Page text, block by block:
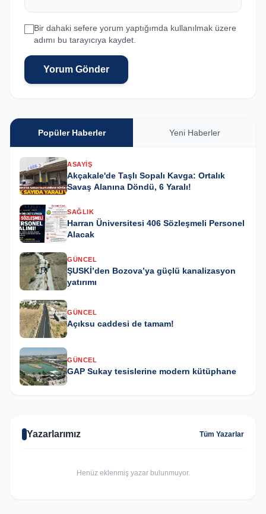
Bir dahaki sefere yorum yaptığımda kullanılmak üzere
adımı bu tarayıcıya kaydet.
Yorum Gönder
Popüler Haberler Yeni Haberler
ASAYIŞ
Akçakale'de Taşlı Sopalı Kavga: Ortalık
Savaş Alanına Döndü, 6 Yaralı!
SAĞLIK
Harran Üniversitesi 406 Sözleşmeli Personel
Alacak
GÜNCEL
ŞUSKİ’den Bozova’ya güçlü kanalizasyon
yatırımı
GÜNCEL
Açıksu caddesi de tamam!
GÜNCEL
GAP Sukay tesislerine modern kütüphane
Yazarlarımız Tüm Yazarlar
Henüz eklenmiş yazar bulunmuyor.